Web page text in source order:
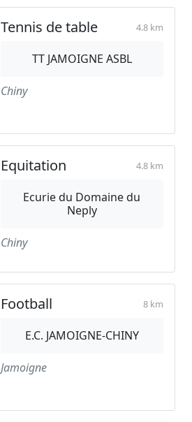
Tennis de table 4.8 km
TT JAMOIGNE ASBL
Chiny
Equitation 4.8 km
Ecurie du Domaine du
Neply
Chiny
Football 8 km
E.C. JAMOIGNE-CHINY
Jamoigne